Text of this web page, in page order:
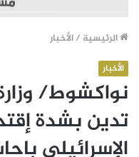
الرئيسية /الأخبار
الأخبار
نواكشوط/
تدين بشدة
الإسرائيلي